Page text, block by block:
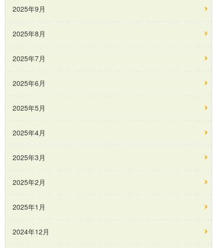
2025年9月
2025年8月
2025年7月
2025年6月
2025年5月
2025年4月
2025年3月
2025年2月
2025年1月
2024年12月